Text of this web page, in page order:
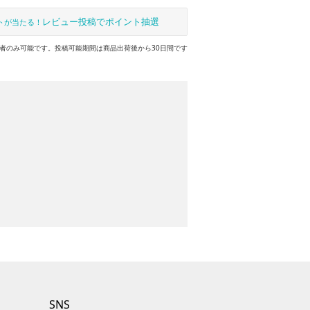
が当たる！ レビュー投稿でポイント抽選
のみ可能です。投稿可能期間は商品出荷後から30日間です
SNS